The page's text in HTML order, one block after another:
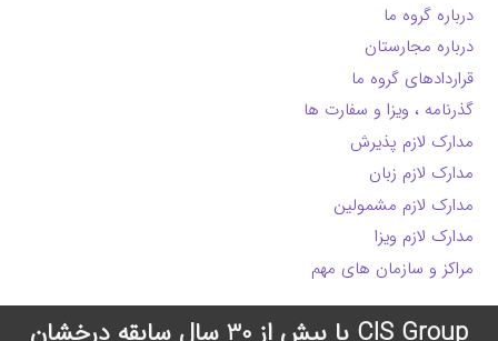
درباره گروه ما
درباره مجارستان
قراردادهای گروه ما
گذرنامه ، ویزا و سفارت ها
مدارک لازم پذیرش
مدارک لازم زبان
مدارک لازم مشمولین
مدارک لازم ویزا
مراکز و سازمان های مهم
CIS Group با بیش از 30 سال سابقه درخشان